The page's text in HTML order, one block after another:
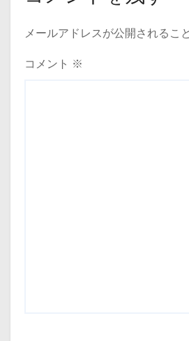
メールアドレスが公開されるこ
コメント ※